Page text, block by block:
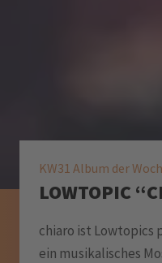
KW31 Album der
LOWTOPIC
chiaro ist Lowtopics
ein musikalisches